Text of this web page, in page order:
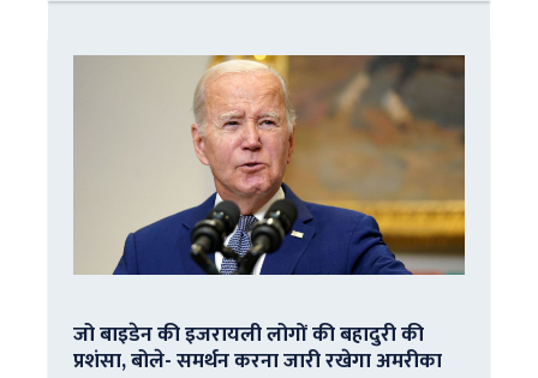
जो बाइडेन की इजरायली लोगों की बहादुरी की
प्रशंसा, बोले- समर्थन करना जारी रखेगा अमरीका